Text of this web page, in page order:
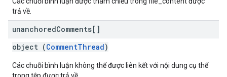
trả về.
unanchoredComments[]
object (CommentThread)
Các chuỗi bình luận không thể được liên kết với nội dung cụ thể